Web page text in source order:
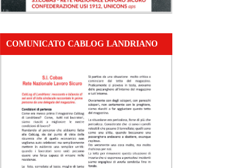
COMUNICATO CABLOG LANDRIANO